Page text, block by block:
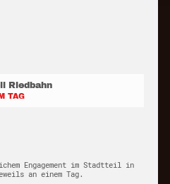
Riedbahn
TAG
Engagement im Stadtteil in
an einem Tag.